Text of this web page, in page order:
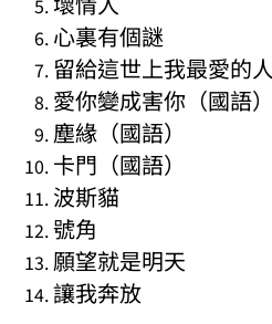
心裏有個謎
留給這世上我最愛的人
愛你變成害你（國語）
塵緣（國語）
卡門（國語）
波斯貓
號角
願望就是明天
讓我奔放